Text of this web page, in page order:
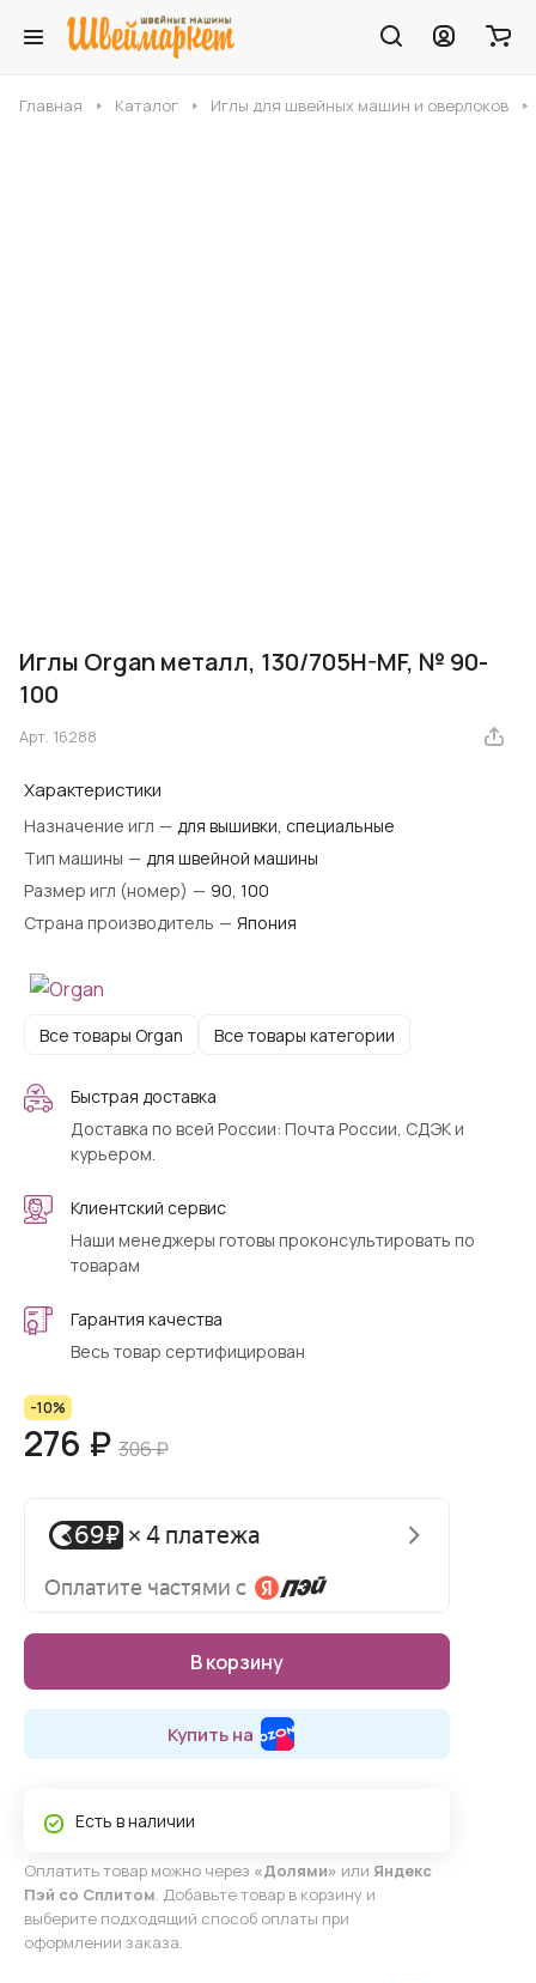
Главная Каталог Иглы для швейных машин и оверлоков
Иглы Organ металл, 130/705H-MF, № 90-
100
Арт. 16288
Характеристики
Назначение игл — для вышивки, специальные
Тип машины — для швейной машины
Размер игл (номер) — 90, 100
Страна производитель — Япония
Все товары Organ Все товары категории
Быстрая доставка
Доставка по всей России: Почта России, СДЭК и
курьером.
Клиентский сервис
Наши менеджеры готовы проконсультировать по
товарам
Гарантия качества
Весь товар сертифицирован
-10%
276 ₽ 306 ₽
В корзину
Купить на
Есть в наличии
Оплатить товар можно через «Долями» или Яндекс
Пэй со Сплитом. Добавьте товар в корзину и
выберите подходящий способ оплаты при
оформлении заказа.